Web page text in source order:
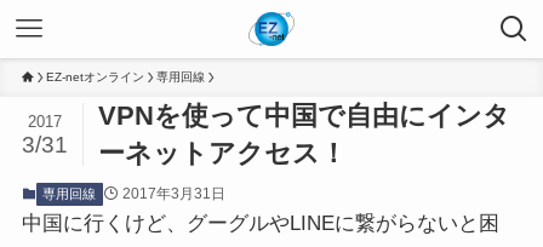
EZ-netオンライン 専用回線
VPNを使って中国で自由にインタ
ーネットアクセス！
2017
3/31
専用回線 2017年3月31日
中国に行くけど、グーグルやLINEに繋がらないと困